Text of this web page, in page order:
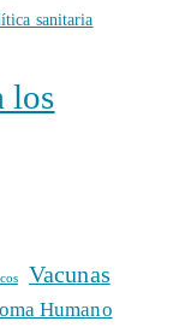
sanitaria
los
Vacunas
Humano